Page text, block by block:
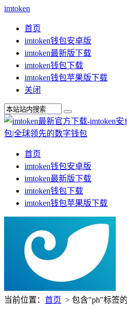
imtoken
首页
imtoken钱包安卓版
imtoken最新版下载
imtoken钱包下载
imtoken钱包苹果版下载
关闭
首页
imtoken钱包安卓版
imtoken最新版下载
imtoken钱包下载
imtoken钱包苹果版下载
当前位置： 首页 > 包含"ph"标签